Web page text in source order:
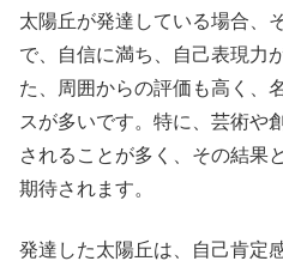
太陽丘が発達している場合、
で、自信に満ち、自己表現力
た、周囲からの評価も高く、
スが多いです。特に、芸術や
されることが多く、その結果
期待されます。
発達した太陽丘は、自己肯定